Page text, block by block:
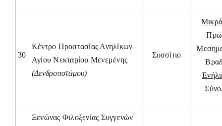
30
Κέντρο Προστασίας Ανηλίκων
Αγίου Νεκταρίου Μενεμένης
(Δενδροποτάμου)
Συσσίτιο
Μικρά
Ξενώνας Φιλοξενίας Συγγενών